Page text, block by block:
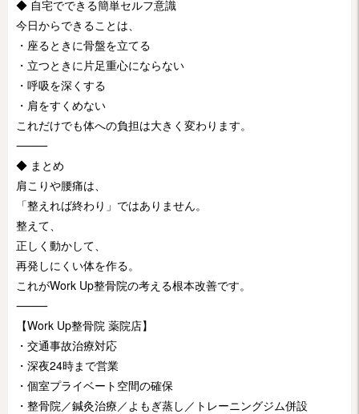
◆ 自宅でできる簡単セルフ意識
今日からできることは、
・座るときに骨盤を立てる
・立つときに片足重心にならない
・呼吸を深くする
・肩をすくめない
これだけでも体への負担は大きく変わります。
⸻
◆ まとめ
肩こりや腰痛は、
「整えれば終わり」ではありません。
整えて、
正しく動かして、
再発しにくい体を作る。
これがWork Up整骨院の考える根本改善です。
⸻
【Work Up整骨院 薬院店】
・交通事故治療対応
・深夜24時まで営業
・個室プライベート空間の確保
・整骨院／鍼灸治療／よもぎ蒸し／トレーニングジム併設